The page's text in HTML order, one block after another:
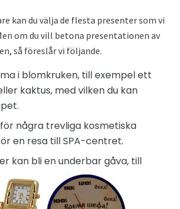
kan du välja de flesta presenter som vi
om du vill betona presentationen av
så föreslår vi följande.
i blomkruken, till exempel ett
kaktus, med vilken du kan
några trevliga kosmetiska
en resa till SPA-centret.
kan bli en underbar gåva, till